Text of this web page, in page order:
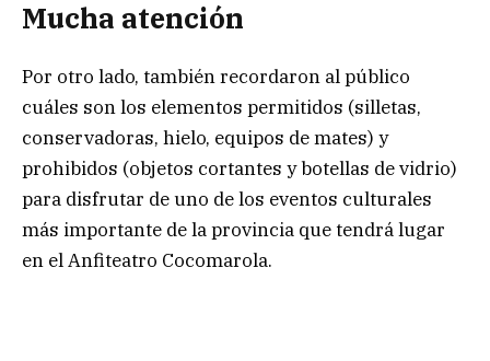
Mucha atención
Por otro lado, también recordaron al público
cuáles son los elementos permitidos (silletas,
conservadoras, hielo, equipos de mates) y
prohibidos (objetos cortantes y botellas de vidrio)
para disfrutar de uno de los eventos culturales
más importante de la provincia que tendrá lugar
en el Anfiteatro Cocomarola.